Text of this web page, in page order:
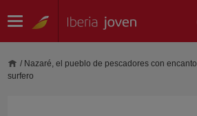
/ Nazaré, el pueblo de pescadores con encanto
surfero